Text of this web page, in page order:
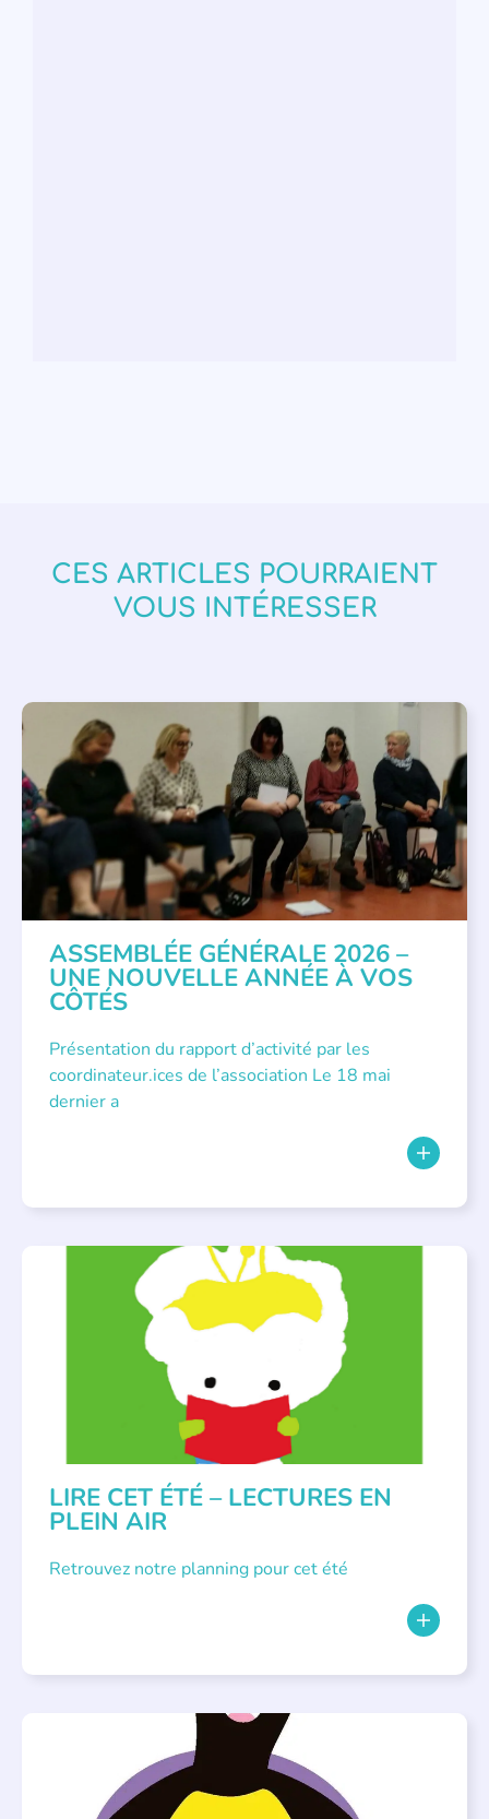
CES ARTICLES POURRAIENT
VOUS INTÉRESSER
APPEL À SOUTIEN , VIE DE L'ASSOCIATION
ASSEMBLÉE GÉNÉRALE 2026 –
UNE NOUVELLE ANNÉE À VOS
CÔTÉS
Présentation du rapport d’activité par les
coordinateur.ices de l’association Le 18 mai
dernier a
BIBLIOTHÈQUES ÉVÉNEMENTS , LECTURE INDIVIDUALISÉE
LITTÉRATURE JEUNESSE
LIRE CET ÉTÉ – LECTURES EN
PLEIN AIR
Retrouvez notre planning pour cet été